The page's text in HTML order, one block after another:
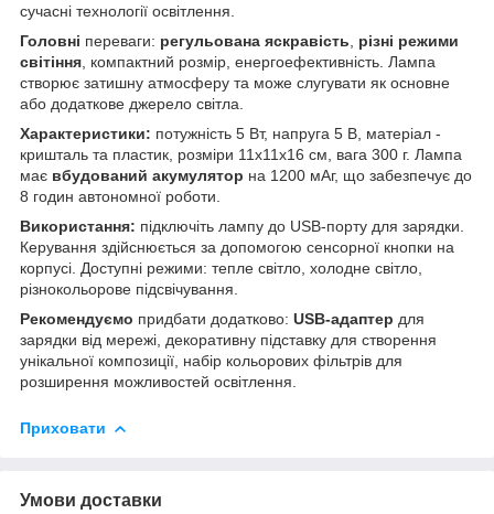
сучасні технології освітлення.
Головні переваги: регульована яскравість
різні режими
світіння , компактний розмір, енергоефективність. Лампа
створює затишну атмосферу та може слугувати як основне
або додаткове джерело світла.
Характеристики: потужність 5 Вт, напруга 5 В, матеріал -
кришталь та пластик, розміри 11x11x16 см, вага 300 г. Лампа
має вбудований акумулятор на 1200 мАг, що забезпечує до
8 годин автономної роботи.
Використання: підключіть лампу до USB-порту для зарядки.
Керування здійснюється за допомогою сенсорної кнопки на
корпусі. Доступні режими: тепле світло, холодне світло,
різнокольорове підсвічування.
Рекомендуємо придбати додатково: USB-адаптер для
зарядки від мережі, декоративну підставку для створення
унікальної композиції, набір кольорових фільтрів для
розширення можливостей освітлення.
Приховати
Умови доставки